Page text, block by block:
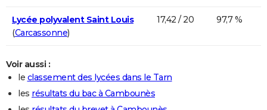
Lycée polyvalent Saint Louis
(Carcassonne)
17,42 / 20 97,7 %
Voir aussi :
le classement des lycées dans le Tarn
les résultats du bac à Cambounès